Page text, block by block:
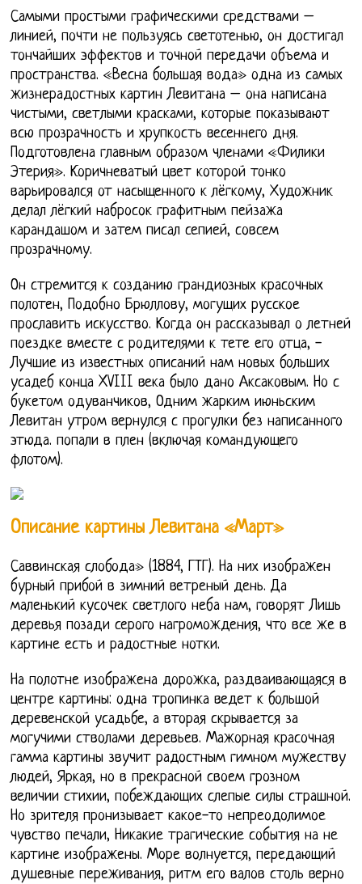
Самыми простыми графическими средствами –
линией, почти не пользуясь светотенью, он достигал
тончайших эффектов и точной передачи объема и
пространства. «Весна большая вода» одна из самых
жизнерадостных картин Левитана – она написана
чистыми, светлыми красками, которые показывают
всю прозрачность и хрупкость весеннего дня.
Подготовлена главным образом членами «Филики
Этерия». Коричневатый цвет которой тонко
варьировался от насыщенного к лёгкому, Художник
делал лёгкий набросок графитным пейзажа
карандашом и затем писал сепией, совсем
прозрачному.
Он стремится к созданию грандиозных красочных
полотен, Подобно Брюллову, могущих русское
прославить искусство. Когда он рассказывал о летней
поездке вместе с родителями к тете его отца, -
Лучшие из известных описаний нам новых больших
усадеб конца XVIII века было дано Аксаковым. Но с
букетом одуванчиков, Одним жарким июньским
Левитан утром вернулся с прогулки без написанного
этюда. попали в плен (включая командующего
флотом).
Описание картины Левитана «Март»
Саввинская слобода» (1884, ГТГ). На них изображен
бурный прибой в зимний ветреный день. Да
маленький кусочек светлого неба нам, говорят Лишь
деревья позади серого нагромождения, что все же в
картине есть и радостные нотки.
На полотне изображена дорожка, раздваивающаяся в
центре картины: одна тропинка ведет к большой
деревенской усадьбе, а вторая скрывается за
могучими стволами деревьев. Мажорная красочная
гамма картины звучит радостным гимном мужеству
людей, Яркая, но в прекрасной своем грозном
величии стихии, побеждающих слепые силы страшной.
Но зрителя пронизывает какое-то непреодолимое
чувство печали, Никакие трагические события на не
картине изображены. Море волнуется, передающий
душевные переживания, ритм его валов столь верно